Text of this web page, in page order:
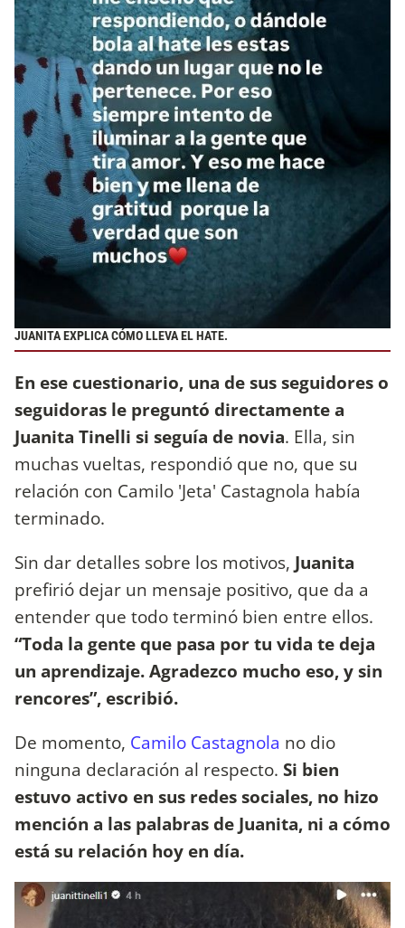
JUANITA EXPLICA CÓMO LLEVA EL HATE.
En ese cuestionario, una de sus seguidores o
seguidoras le preguntó directamente a
Juanita Tinelli si seguía de novia. Ella, sin
muchas vueltas, respondió que no, que su
relación con Camilo 'Jeta' Castagnola había
terminado.
Sin dar detalles sobre los motivos, Juanita
prefirió dejar un mensaje positivo, que da a
entender que todo terminó bien entre ellos.
“Toda la gente que pasa por tu vida te deja
un aprendizaje. Agradezco mucho eso, y sin
rencores”, escribió.
De momento, Camilo Castagnola no dio
ninguna declaración al respecto. Si bien
estuvo activo en sus redes sociales, no hizo
mención a las palabras de Juanita, ni a cómo
está su relación hoy en día.